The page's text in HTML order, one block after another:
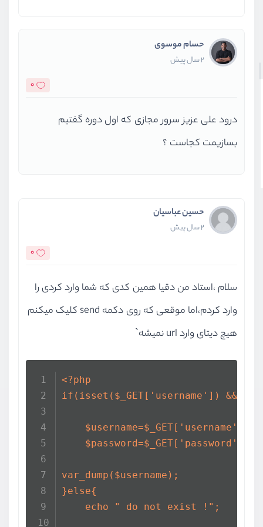
حسام موسوی
2 سال پیش
0
درود علی عزیز سرور مجازی که اول دوره گفتیم
بسازیمت کجاست ؟
حسین عباسیان
2 سال پیش
0
سلام ،استاد من دقیا همین کدی که شما وارد کردی را
وارد کردم،اما موقعی که روی دکمه send کلیک میکنم
هیچ دیتای وارد url نمیشه`
<?php
if(isset($_GET['username']) &&
    $username=$_GET['username'];
    $password=$_GET['password'];
var_dump($username);
}else{
    echo " do not exist !";